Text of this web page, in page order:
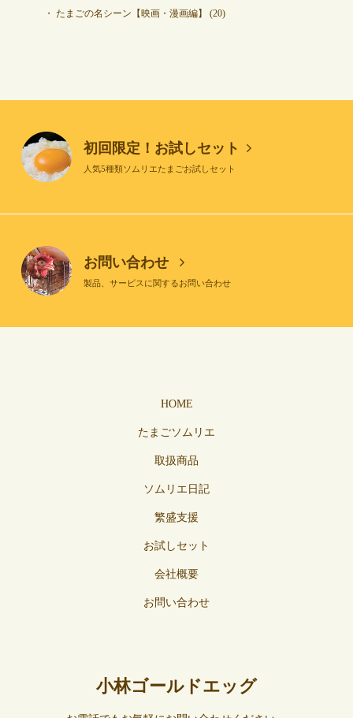
たまごの名シーン【映画・漫画編】
(20)
初回限定！お試しセット
人気5種類ソムリエたまごお試しセット
お問い合わせ
製品、サービスに関するお問い合わせ
HOME
たまごソムリエ
取扱商品
ソムリエ日記
繁盛支援
お試しセット
会社概要
お問い合わせ
小林ゴールドエッグ